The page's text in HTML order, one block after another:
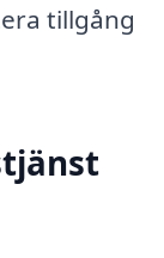
tillgång